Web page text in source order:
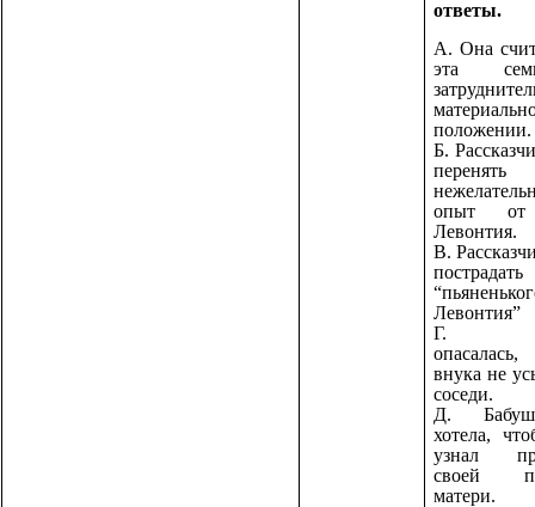
ответы.
А. Она
эта
положении.
Б.
перенять
опыт от
Левонтия.
В.
Левонтия”
Г.
внука не
соседи.
Д.
хотела,
узнал
своей
матери.